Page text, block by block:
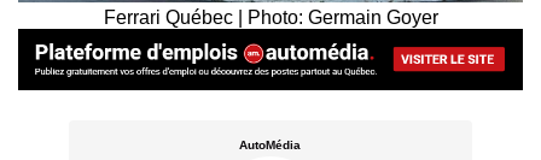
AutoMédia
Ferrari Québec | Photo: Germain Goyer